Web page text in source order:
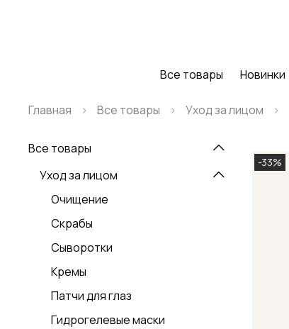
Все товары Новинки
Главная Все товары Уход за лицом
-33%
Все товары
Уход за лицом
Очищение
Скрабы
Сыворотки
Кремы
Патчи для глаз
Гидрогелевые маски